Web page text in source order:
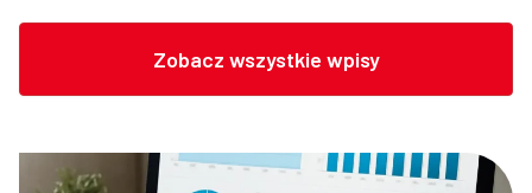
Zobacz wszystkie wpisy